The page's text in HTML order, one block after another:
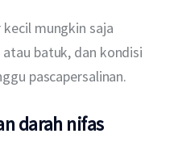
mungkin saja
batuk, dan kondisi
pascapersalinan.
darah nifas